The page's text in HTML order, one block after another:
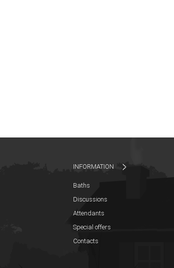
INFORMATION
Baths
Discussions
Attendants
Special offers
Contacts